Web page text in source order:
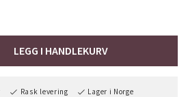
LEGG I HANDLEKURV
Rask levering Lager i Norge